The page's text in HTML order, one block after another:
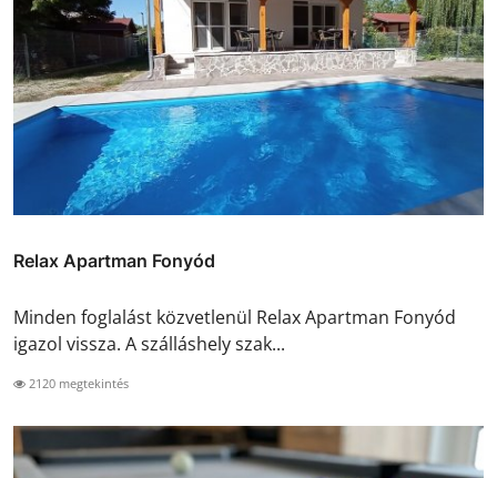
Relax Apartman Fonyód
Minden foglalást közvetlenül Relax Apartman Fonyód
igazol vissza. A szálláshely szak...
2120 megtekintés